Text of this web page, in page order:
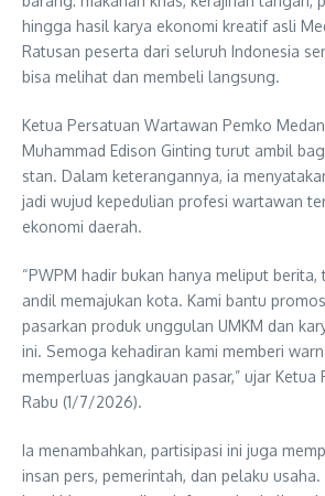
hingga hasil karya ekonomi kreatif asli
Ratusan peserta dari seluruh Indonesia
bisa melihat dan membeli langsung.
Ketua Persatuan Wartawan Pemko
Muhammad Edison Ginting turut ambil
stan. Dalam keterangannya, ia
jadi wujud kepedulian profesi wartawan
ekonomi daerah.
“PWPM hadir bukan hanya meliput
andil memajukan kota. Kami bantu
pasarkan produk unggulan UMKM dan
ini. Semoga kehadiran kami memberi
memperluas jangkauan pasar,” ujar Ketua
Rabu (1/7/2026).
Ia menambahkan, partisipasi ini juga
insan pers, pemerintah, dan pelaku